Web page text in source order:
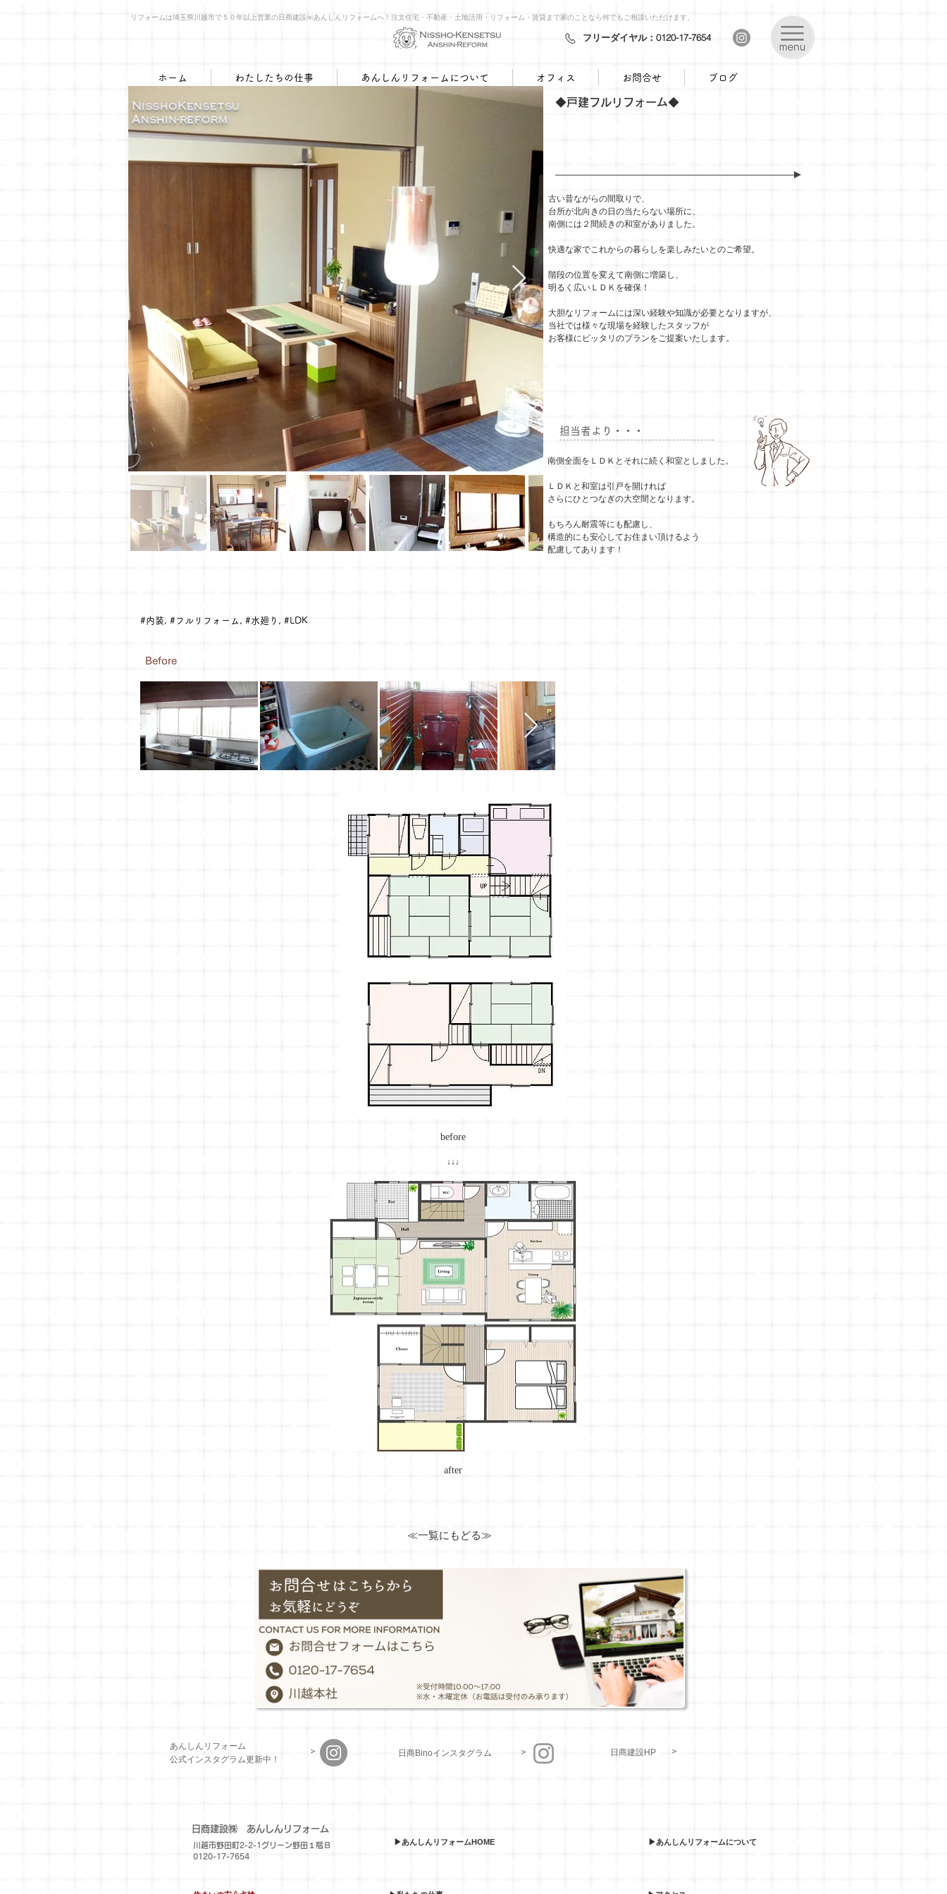
​リフォームは埼玉県川越市で５０年以上営業の日商建設㈱あんしんリフォームへ！注文住宅・不動産・土地活用・リフォーム・賃貸まで家のことなら何でもご相談いただけます。
フリーダイヤル：0120-17-7654
ホーム わたしたちの仕事 あんしんリフォームについて オフィス お問合せ ブログ
NisshoKensetsu
​Anshin-reform
◆戸建フルリフォーム◆
担当者より・・・
南側全面をＬＤＫとそれに続く和室としました。
ＬＤＫと和室は引戸を開ければ
さらにひとつなぎの大空間となります。
もちろん耐震等にも配慮し、
構造的にも安心してお住まい頂けるよう
配慮してあります！
古い昔ながらの間取りで、
台所が北向きの日の当たらない場所に、
南側には２間続きの和室がありました。
快適な家でこれからの暮らしを楽しみたいとのご希望。
階段の位置を変えて南側に増築し、
明るく広いＬＤＫを確保！
大胆なリフォームには深い経験や知識が必要となりますが、
当社では様々な現場を経験したスタッフが
お客様にピッタリのプランをご提案いたします。
#内装, #フルリフォーム, #水廻り, #LDK
Before
before
↓↓↓
after
≪一覧にもどる≫
＞
あんしんリフォーム
​公式インスタグラム更新中！
日商Binoインスタグラム ＞ 日商建設HP ＞
​日商建設㈱ あんしんリフォーム
川越市野田町2-2-1グリーン野田１階Ｂ
0120-17-7654
▶あんしんリフォームHOME ▶あんしんリフォームについて